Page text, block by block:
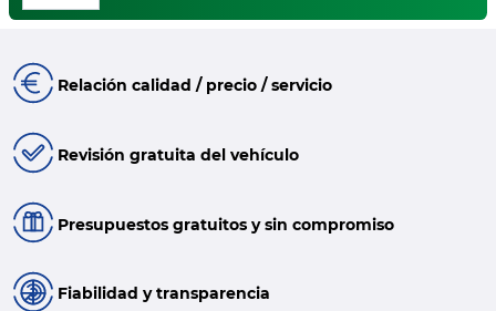
Relación calidad / precio / servicio
Revisión gratuita del vehículo
Presupuestos gratuitos y sin compromiso
Fiabilidad y transparencia